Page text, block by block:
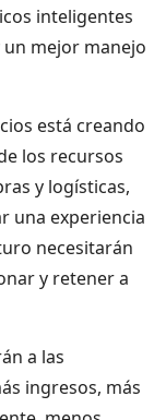
inteligentes
mejor manejo
está creando
los recursos
y logísticas,
una experiencia
necesitarán
y retener a
a las
ingresos, más